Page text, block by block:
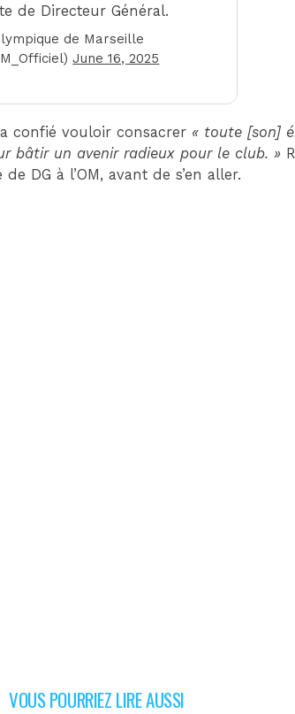
de Directeur Général.
de Marseille
June 16, 2025
confié vouloir consacrer « toute [son]
bâtir un avenir radieux pour le club. »
DG à l’OM, avant de s’en aller.
VOUS POURRIEZ LIRE AUSSI